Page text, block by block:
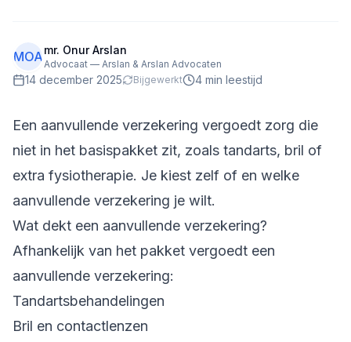
MOAmr. Onur Arslan
Advocaat — Arslan & Arslan Advocaten
14 december 2025 Bijgewerkt 4 min leestijd
Een aanvullende verzekering vergoedt zorg die
niet in het basispakket zit, zoals tandarts, bril of
extra fysiotherapie. Je kiest zelf of en welke
aanvullende verzekering je wilt.
Wat dekt een aanvullende verzekering?
Afhankelijk van het pakket vergoedt een
aanvullende verzekering:
Tandartsbehandelingen
Bril en contactlenzen